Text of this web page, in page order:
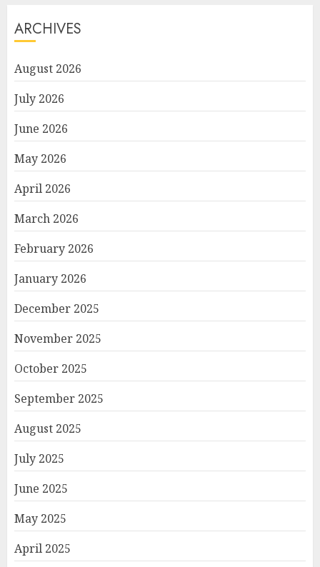
ARCHIVES
August 2026
July 2026
June 2026
May 2026
April 2026
March 2026
February 2026
January 2026
December 2025
November 2025
October 2025
September 2025
August 2025
July 2025
June 2025
May 2025
April 2025